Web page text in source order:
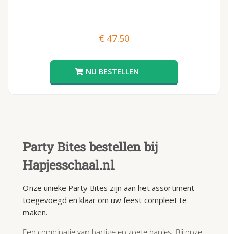
Party Bites bestellen bij
Hapjesschaal.nl
Onze unieke Party Bites zijn aan het assortiment
toegevoegd en klaar om uw feest compleet te
maken.
Een combinatie van hartige en zoete hapjes. Bij onze
€ 47.50